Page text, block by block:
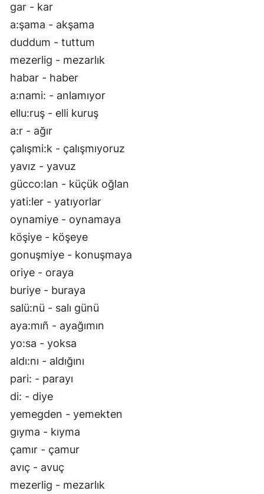
gar - kar
a:şama - akşama
duddum - tuttum
mezerlig - mezarlık
habar - haber
a:nami: - anlamıyor
ellu:ruş - elli kuruş
a:r - ağır
çalışmi:k - çalışmıyoruz
yavız - yavuz
gücco:lan - küçük oğlan
yati:ler - yatıyorlar
oynamiye - oynamaya
köşiye - köşeye
gonuşmiye - konuşmaya
oriye - oraya
buriye - buraya
salü:nü - salı günü
aya:mıñ - ayağımın
yo:sa - yoksa
aldı:nı - aldığını
pari: - parayı
di: - diye
yemegden - yemekten
gıyma - kıyma
çamır - çamur
avıç - avuç
mezerlig - mezarlık